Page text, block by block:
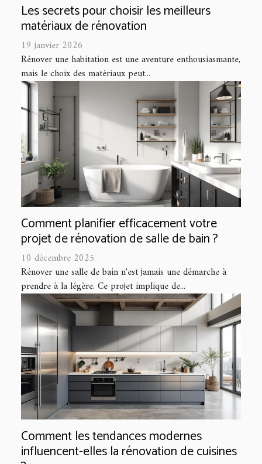
Les secrets pour choisir les meilleurs
matériaux de rénovation
19 janvier 2026
Rénover une habitation est une aventure enthousiasmante,
mais le choix des matériaux peut...
Comment planifier efficacement votre
projet de rénovation de salle de bain ?
10 décembre 2025
Rénover une salle de bain n'est jamais une démarche à
prendre à la légère. Ce projet implique de...
Comment les tendances modernes
influencent-elles la rénovation de cuisines